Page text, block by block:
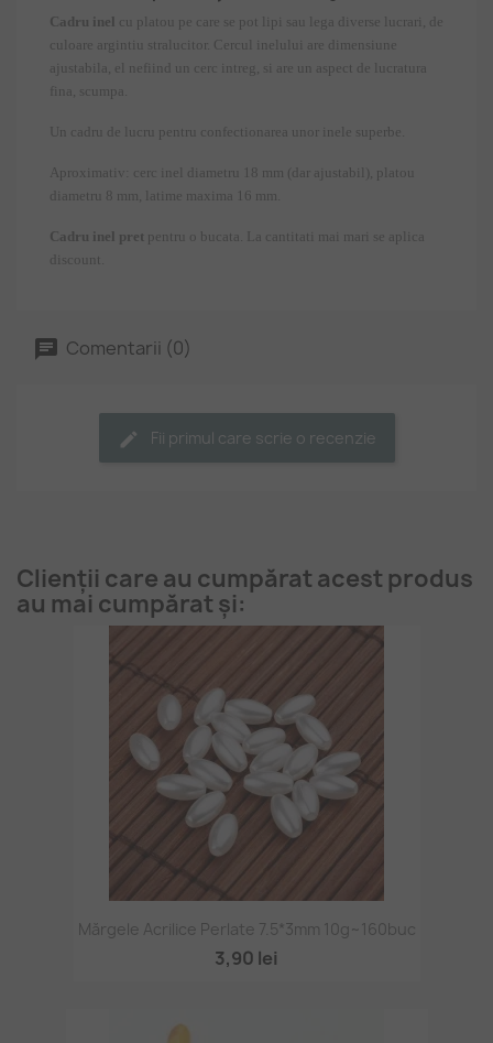
Cadru inel cu platou pe care se pot lipi sau lega diverse lucrari, de
culoare argintiu stralucitor. Cercul inelului are dimensiune
ajustabila, el nefiind un cerc intreg, si are un aspect de lucratura
fina, scumpa.
Un cadru de lucru pentru confectionarea unor inele superbe.
Aproximativ: cerc inel diametru 18 mm (dar ajustabil), platou
diametru 8 mm, latime maxima 16 mm.
Cadru inel pret pentru o bucata. La cantitati mai mari se aplica
discount.
Comentarii (0)
Fii primul care scrie o recenzie
Clienții care au cumpărat acest produs
au mai cumpărat și:
Mărgele Acrilice Perlate 7.5*3mm 10g~160buc
3,90 lei